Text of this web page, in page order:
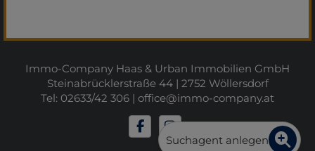
Immo-Company Haas & Urban Immobilien GmbH
Steinabrücklerstraße 44 | 2752 Wöllersdorf
Tel: 02633/42 306 | office@immo-company.at
Suchagent anlegen